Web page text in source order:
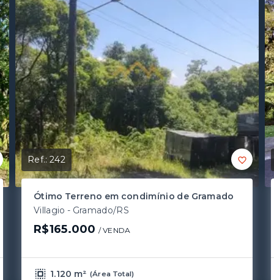
Ref.:242
Ótimo Terreno em condimínio de Gramado
Villagio - Gramado/RS
R$165.000 / VENDA
1.120 m² (Área Total)